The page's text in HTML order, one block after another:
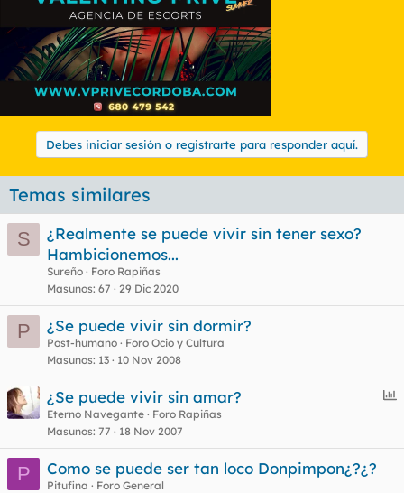
Debes iniciar sesión o registrarte para responder aquí.
Temas similares
S
¿Realmente se puede vivir sin tener sexo?
Hambicionemos...
Sureño
Foro Rapiñas
Masunos 67 29 Dic 2020
P ¿Se puede vivir sin dormir?
Post-humano
Foro Ocio y Cultura
Masunos 13 10 Nov 2008
E
u
¿Se puede vivir sin amar?
Eterno Navegante
Foro Rapiñas
Masunos 77 18 Nov 2007
P Como se puede ser tan loco Donpimpon¿?¿?
Pitufina
Foro General